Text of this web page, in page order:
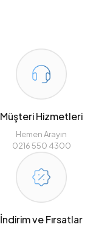
Müşteri Hizmetleri
Hemen Arayın
0216 550 4300
İndirim ve Fırsatlar